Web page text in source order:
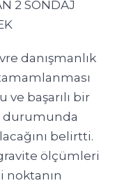
2 SONDAJ
danışmanlık
başarılı bir
durumunda
belirtti.
ölçümleri
noktanın